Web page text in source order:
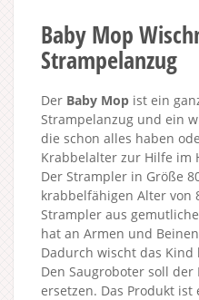
Baby Mop
Strampelanzug
Der Baby Mop ist ein
Strampelanzug und ein
die schon alles haben
Krabbelalter zur Hilfe im
Der Strampler in Größe
krabbelfähigen Alter von
Strampler aus
hat an Armen und
Dadurch wischt das
Den Saugroboter soll
ersetzen. Das Produkt ist